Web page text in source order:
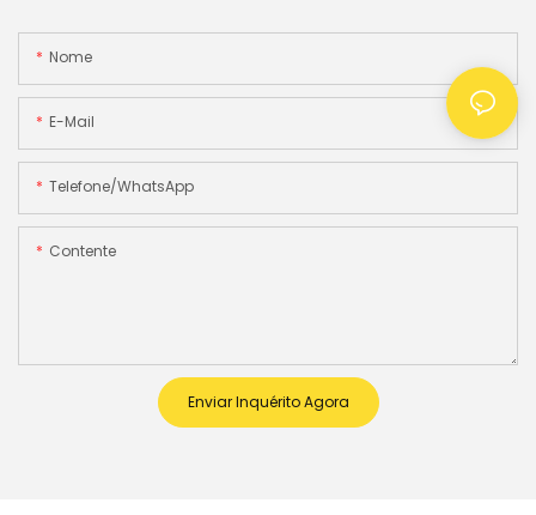
Nome
E-Mail
Telefone/WhatsApp
Contente
Enviar Inquérito Agora